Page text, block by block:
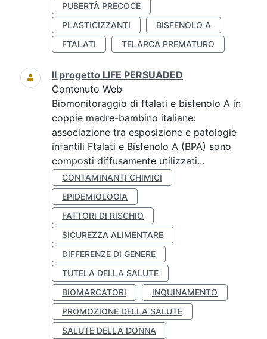
PUBERTÀ PRECOCE
PLASTICIZZANTI
BISFENOLO A
FTALATI
TELARCA PREMATURO
Il progetto LIFE PERSUADED
Contenuto Web
Biomonitoraggio di ftalati e bisfenolo A in
coppie madre-bambino italiane:
associazione tra esposizione e patologie
infantili Ftalati e Bisfenolo A (BPA) sono
composti diffusamente utilizzati...
CONTAMINANTI CHIMICI
EPIDEMIOLOGIA
FATTORI DI RISCHIO
SICUREZZA ALIMENTARE
DIFFERENZE DI GENERE
TUTELA DELLA SALUTE
BIOMARCATORI
INQUINAMENTO
PROMOZIONE DELLA SALUTE
SALUTE DELLA DONNA